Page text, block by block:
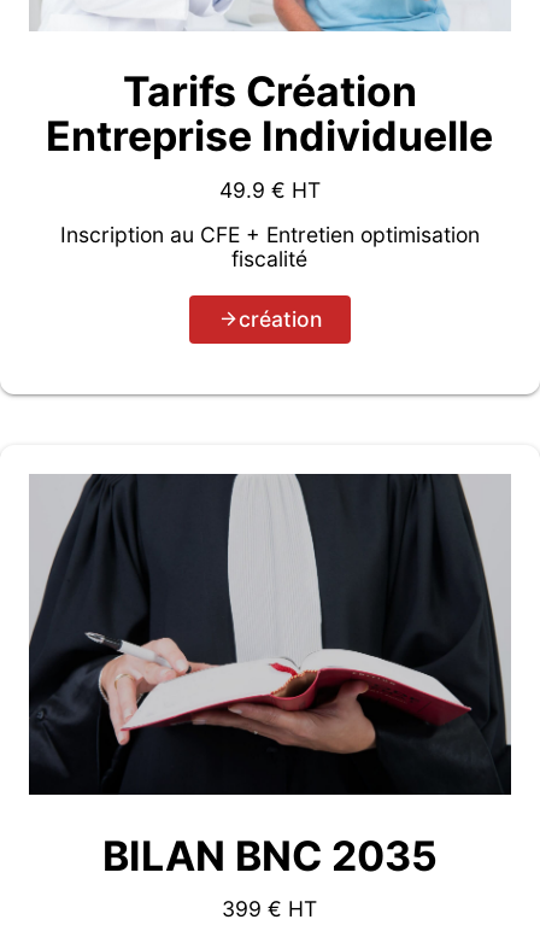
Tarifs Création
Entreprise Individuelle
49.9 € HT
Inscription au CFE + Entretien optimisation
fiscalité
création
BILAN BNC 2035
399 € HT